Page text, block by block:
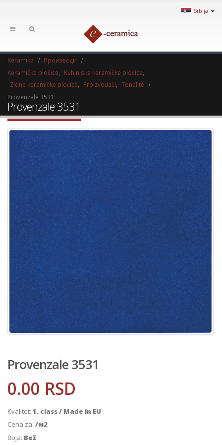
Srbija
Keramika
Производи
Keramičke pločice
Kuhinjske keramičke pločice
Zidne keramičke pločice
Proizvođači
Tonalite
Provenzale 3531
Provenzale 3531
Provenzale 3531
0.00 RSD
Kvalitet: 1. class / Made in EU
Cena za: /м2
Boja: Bež